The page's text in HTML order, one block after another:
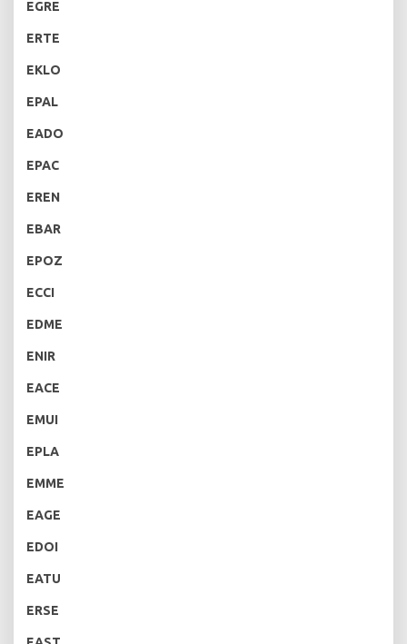
EGRE
ERTE
EKLO
EPAL
EADO
EPAC
EREN
EBAR
EPOZ
ECCI
EDME
ENIR
EACE
EMUI
EPLA
EMME
EAGE
EDOI
EATU
ERSE